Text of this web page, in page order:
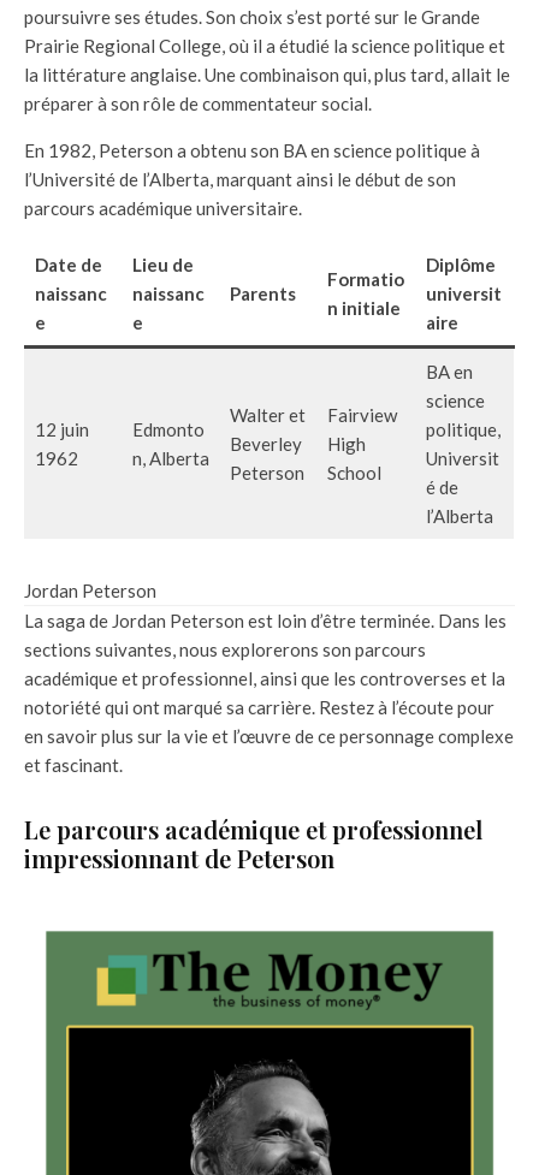
poursuivre ses études. Son choix s’est porté sur le Grande
Prairie Regional College, où il a étudié la science politique et
la littérature anglaise. Une combinaison qui, plus tard, allait le
préparer à son rôle de commentateur social.
En 1982, Peterson a obtenu son BA en science politique à
l’Université de l’Alberta, marquant ainsi le début de son
parcours académique universitaire.
Date de
naissanc
e
Lieu de
naissanc
e
Parents
Formatio
n initiale
Diplôme
universit
aire
12 juin
1962
Edmonto
n, Alberta
Walter et
Beverley
Peterson
Fairview
High
School
BA en
science
politique,
Universit
é de
l’Alberta
Jordan Peterson
La saga de Jordan Peterson est loin d’être terminée. Dans les
sections suivantes, nous explorerons son parcours
académique et professionnel, ainsi que les controverses et la
notoriété qui ont marqué sa carrière. Restez à l’écoute pour
en savoir plus sur la vie et l’œuvre de ce personnage complexe
et fascinant.
Le parcours académique et professionnel
impressionnant de Peterson